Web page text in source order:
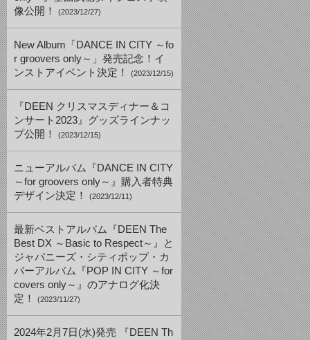
像公開！
(2023/12/27)
New Album「DANCE IN CITY ～fo
r groovers only～」発売記念！イ
ンストアイベント決定！
(2023/12/15)
『DEEN クリスマスディナー＆コ
ンサート2023』グッズラインナッ
プ公開！
(2023/12/15)
ニューアルバム『DANCE IN CITY
～for groovers only～』購入者特典
デザイン決定！
(2023/12/11)
最新ベストアルバム『DEEN The
Best DX ～Basic to Respect～』と
ジャパニーズ・シティポップ・カ
バーアルバム『POP IN CITY ～for
covers only～』のアナログ化決
定！
(2023/11/27)
2024年2月7日(水)発売 『DEEN Th